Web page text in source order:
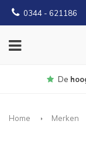
0344 - 621186
Home Merken